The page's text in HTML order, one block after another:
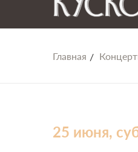
Главная
25 июня,